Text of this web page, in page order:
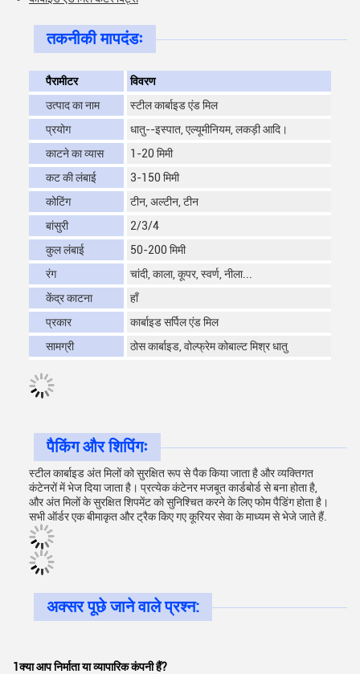
तकनीकी मापदंडः
पैरामीटर
विवरण
उत्पाद का नाम
स्टील कार्बाइड एंड मिल
प्रयोग
धातु--इस्पात, एल्यूमीनियम, लकड़ी आदि।
काटने का व्यास
1-20 मिमी
कट की लंबाई
3-150 मिमी
कोटिंग
टीन, अल्टीन, टीन
बांसुरी
2/3/4
कुल लंबाई
50-200 मिमी
रंग
चांदी, काला, कूपर, स्वर्ण, नीला...
केंद्र काटना
हाँ
प्रकार
कार्बाइड सर्पिल एंड मिल
सामग्री
ठोस कार्बाइड, वोल्फ्रेम कोबाल्ट मिश्र धातु
पैकिंग और शिपिंगः
स्टील कार्बाइड अंत मिलों को सुरक्षित रूप से पैक किया जाता है और व्यक्तिगत
कंटेनरों में भेज दिया जाता है। प्रत्येक कंटेनर मजबूत कार्डबोर्ड से बना होता है,
और अंत मिलों के सुरक्षित शिपमेंट को सुनिश्चित करने के लिए फोम पैडिंग होता है।
सभी ऑर्डर एक बीमाकृत और ट्रैक किए गए कूरियर सेवा के माध्यम से भेजे जाते हैं.
अक्सर पूछे जाने वाले प्रश्न:
1क्या आप निर्माता या व्यापारिक कंपनी हैं?